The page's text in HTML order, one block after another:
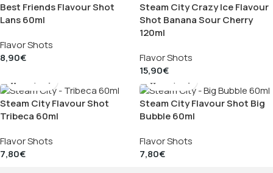
Best Friends Flavour Shot
Lans 60ml
Flavor Shots
8,90€
Steam City Crazy Ice Flavour
Shot Banana Sour Cherry
120ml
Flavor Shots
15,90€
Steam City Flavour Shot
Tribeca 60ml
Flavor Shots
7,80€
Steam City Flavour Shot Big
Bubble 60ml
Flavor Shots
7,80€